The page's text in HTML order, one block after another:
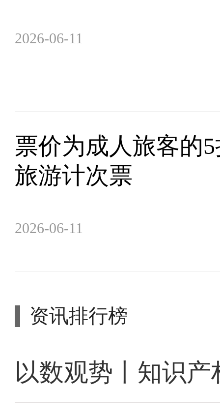
2026-06-11
票价为成人旅客的
旅游计次票
2026-06-11
资讯排行榜
以数观势丨知识